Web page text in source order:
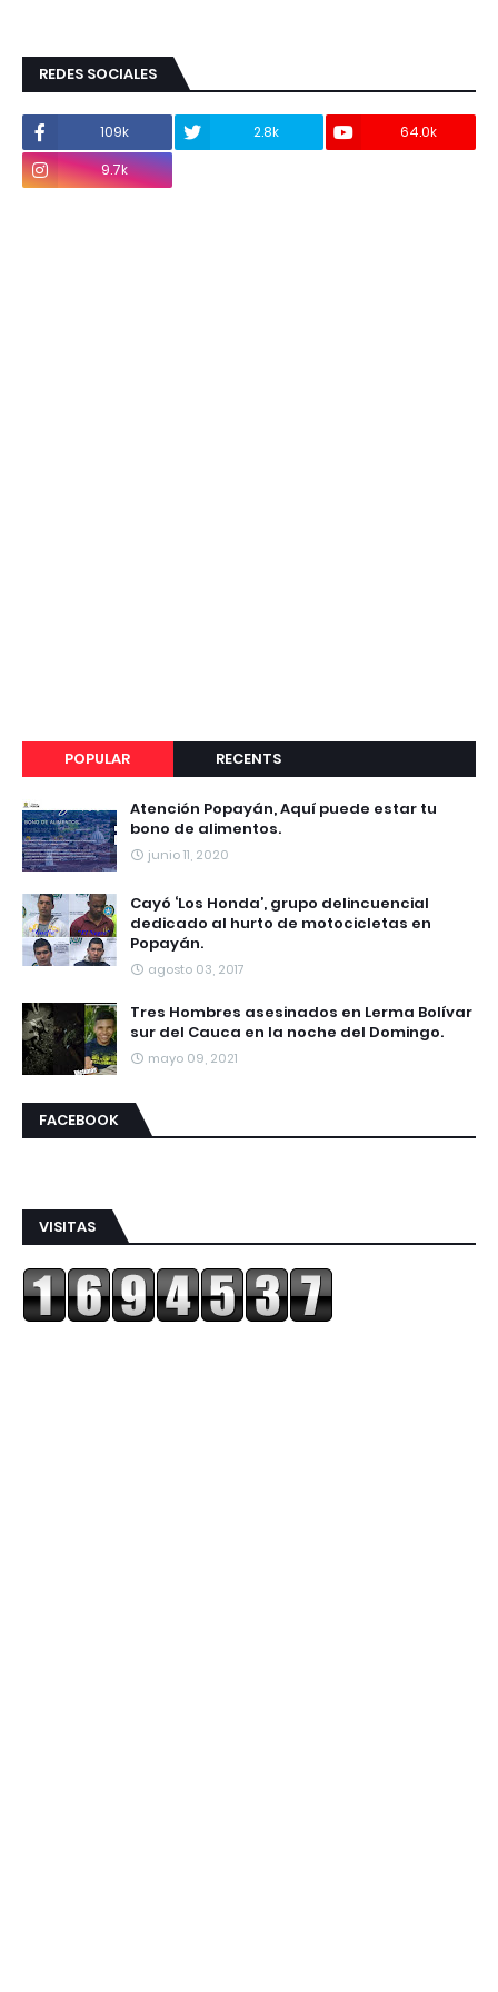
REDES SOCIALES
109k 2.8k
64.0k
9.7k
POPULAR RECENTS
Atención Popayán, Aquí puede estar tu
bono de alimentos.
junio 11, 2020
Cayó ‘Los Honda’, grupo delincuencial
dedicado al hurto de motocicletas en
Popayán.
agosto 03, 2017
Tres Hombres asesinados en Lerma Bolívar
sur del Cauca en la noche del Domingo.
mayo 09, 2021
FACEBOOK
VISITAS